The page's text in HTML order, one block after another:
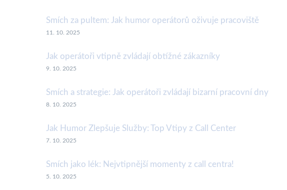
Smích za pultem: Jak humor operátorů oživuje pracoviště
11. 10. 2025
Jak operátoři vtipně zvládají obtížné zákazníky
9. 10. 2025
Smích a strategie: Jak operátoři zvládají bizarní pracovní dny
8. 10. 2025
Jak Humor Zlepšuje Služby: Top Vtipy z Call Center
7. 10. 2025
Smích jako lék: Nejvtipnější momenty z call centra!
5. 10. 2025